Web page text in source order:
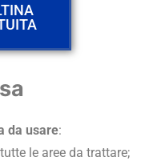
da usare:
le aree da trattare;